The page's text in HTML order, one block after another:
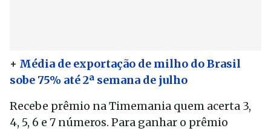
+ Média de exportação de milho do Brasil
sobe 75% até 2ª semana de julho
Recebe prêmio na Timemania quem acerta 3,
4, 5, 6 e 7 números. Para ganhar o prêmio